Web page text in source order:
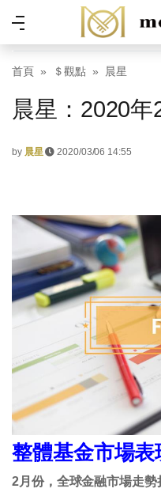
Skip to main content
功
能
表
首頁 ＄觀點 晨星
晨星：2020
by 晨星 2020/03/06 14:55
整體基金市場表
2月份，全球金融市場走